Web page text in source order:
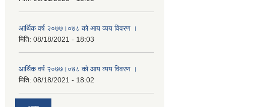
आर्थिक वर्ष २०७७।०७८ को आय व्यय विवरण ।
मिति: 08/18/2021 - 18:03
आर्थिक वर्ष २०७७।०७८ को आय व्यय विवरण ।
मिति: 08/18/2021 - 18:02